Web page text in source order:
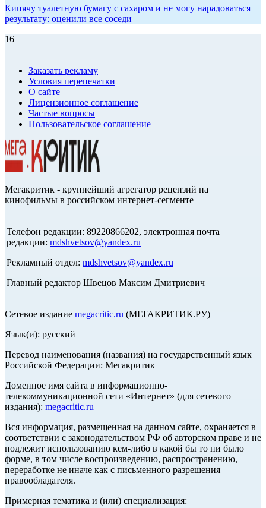
Кипячу туалетную бумагу с сахаром и не могу нарадоваться
результату: оценили все соседи
16+
Заказать рекламу
Условия перепечатки
О сайте
Лицензионное соглашение
Частые вопросы
Пользовательское соглашение
Мегакритик - крупнейший агрегатор рецензий на
кинофильмы в российском интернет-сегменте
Телефон редакции: 89220866202, электронная почта
редакции: mdshvetsov@yandex.ru
Рекламный отдел: mdshvetsov@yandex.ru
Главный редактор Швецов Максим Дмитриевич
Сетевое издание megacritic.ru (МЕГАКРИТИК.РУ)
Язык(и): русский
Перевод наименования (названия) на государственный язык
Российской Федерации: Мегакритик
Доменное имя сайта в информационно-
телекоммуникационной сети «Интернет» (для сетевого
издания): megacritic.ru
Вся информация, размещенная на данном сайте, охраняется в
соответствии с законодательством РФ об авторском праве и не
подлежит использованию кем-либо в какой бы то ни было
форме, в том числе воспроизведению, распространению,
переработке не иначе как с письменного разрешения
правообладателя.
Примерная тематика и (или) специализация: